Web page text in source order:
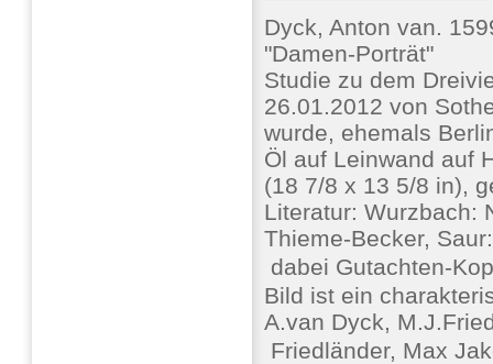
Dyck, Anton van.
"Damen-Porträt"
Studie zu dem
26.01.2012 von
wurde, ehemals
Öl auf Leinwand auf
(18 7/8 x 13 5/8 in),
Literatur: Wurzbach:
Thieme-Becker,
dabei Gutachten-
Bild ist ein
A.van Dyck,
 Friedländer, Max